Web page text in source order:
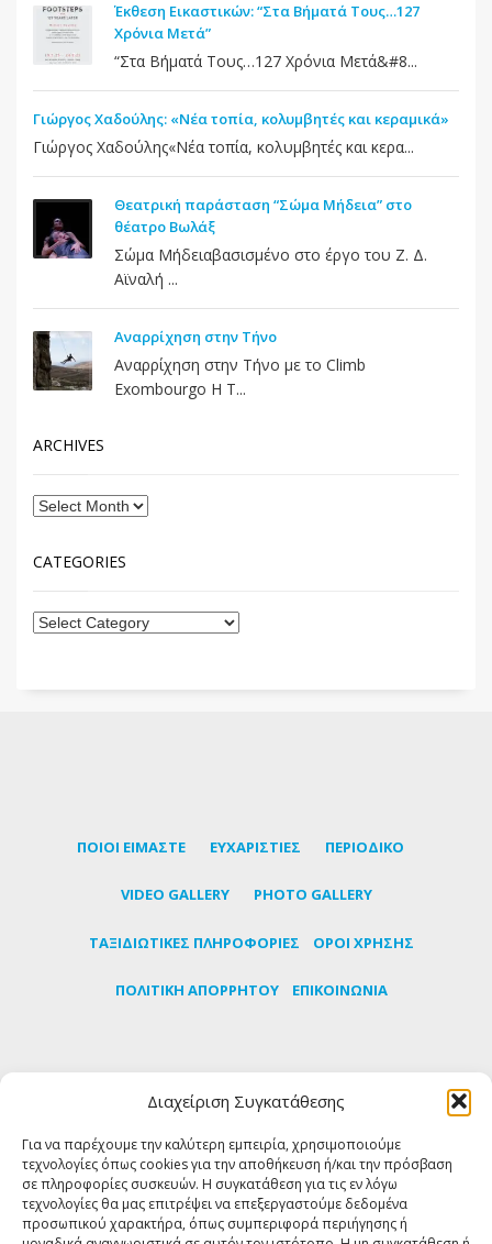
Διαχείριση Συγκατάθεσης
Για να παρέχουμε την καλύτερη εμπειρία, χρησιμοποιούμε
τεχνολογίες όπως cookies για την αποθήκευση ή/και την πρόσβαση
σε πληροφορίες συσκευών. Η συγκατάθεση για τις εν λόγω
τεχνολογίες θα μας επιτρέψει να επεξεργαστούμε δεδομένα
προσωπικού χαρακτήρα, όπως συμπεριφορά περιήγησης ή
Έκθεση Εικαστικών: “Στα Βήματά Τους…127
Χρόνια Μετά”
“Στα Βήματά Τους…127 Χρόνια Μετά&#8...
Γιώργος Χαδούλης: «Νέα τοπία, κολυμβητές και κεραμικά»
Γιώργος Χαδούλης«Νέα τοπία, κολυμβητές και κερα...
Θεατρική παράσταση “Σώμα Μήδεια” στο
θέατρο Βωλάξ
Σώμα Μήδειαβασισμένο στο έργο του Ζ. Δ.
Αϊναλή ...
Αναρρίχηση στην Τήνο
Αναρρίχηση στην Τήνο με το Climb
Exombourgo Η Τ...
ARCHIVES
CATEGORIES
ΠΟΙΟΙ ΕΙΜΑΣΤΕ ΕΥΧΑΡΙΣΤΙΕΣ ΠΕΡΙΟΔΙΚΟ
VIDEO GALLERY PHOTO GALLERY
TΑΞΙΔΙΩΤΙΚΕΣ ΠΛΗΡΟΦΟΡΙΕΣ ΟΡΟΙ ΧΡΗΣΗΣ
ΠΟΛΙΤΙΚΗ ΑΠΟΡΡΗΤΟΥ ΕΠΙΚΟΙΝΩΝΙΑ
πρώτοι τα τελευταία νέα για την Τήνο
ΕΓΓΡΑΦΗ